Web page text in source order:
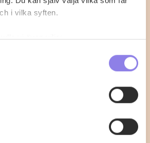
i vilka syften.
vi även vilja:
på upp till flera meter
dina personliga uppgifter
tillbaka ditt samtycke när som
i ugn – Så lyckas du
i ugn är det viktigt att